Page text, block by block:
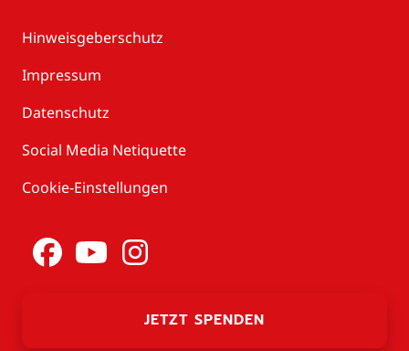
JETZT SPENDEN
Hinweisgeberschutz
Impressum
Datenschutz
Social Media Netiquette
Cookie-Einstellungen